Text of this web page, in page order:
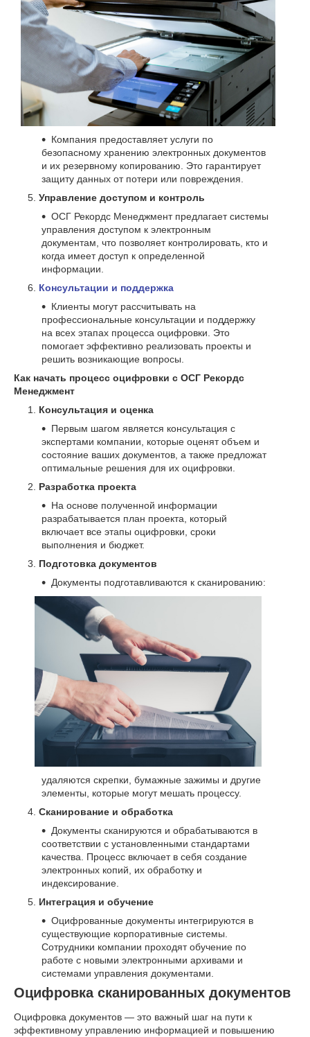
Компания предоставляет услуги по
безопасному хранению электронных документов
и их резервному копированию. Это гарантирует
защиту данных от потери или повреждения.
Управление доступом и контроль
ОСГ Рекордс Менеджмент предлагает системы
управления доступом к электронным
документам, что позволяет контролировать, кто и
когда имеет доступ к определенной
информации.
Консультации и поддержка
Клиенты могут рассчитывать на
профессиональные консультации и поддержку
на всех этапах процесса оцифровки. Это
помогает эффективно реализовать проекты и
решить возникающие вопросы.
Как начать процесс оцифровки с ОСГ Рекордс
Менеджмент
Консультация и оценка
Первым шагом является консультация с
экспертами компании, которые оценят объем и
состояние ваших документов, а также предложат
оптимальные решения для их оцифровки.
Разработка проекта
На основе полученной информации
разрабатывается план проекта, который
включает все этапы оцифровки, сроки
выполнения и бюджет.
Подготовка документов
Документы подготавливаются к сканированию:
удаляются скрепки, бумажные зажимы и другие
элементы, которые могут мешать процессу.
Сканирование и обработка
Документы сканируются и обрабатываются в
соответствии с установленными стандартами
качества. Процесс включает в себя создание
электронных копий, их обработку и
индексирование.
Интеграция и обучение
Оцифрованные документы интегрируются в
существующие корпоративные системы.
Сотрудники компании проходят обучение по
работе с новыми электронными архивами и
системами управления документами.
Оцифровка сканированных документов
Оцифровка документов — это важный шаг на пути к
эффективному управлению информацией и повышению